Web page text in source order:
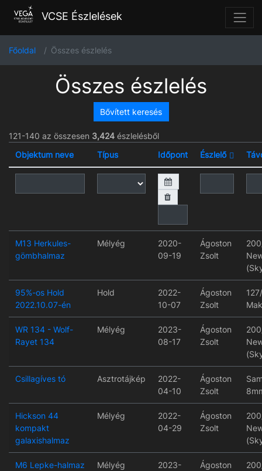
VCSE Észlelések
Főoldal Összes észlelés
Összes észlelés
Bővített keresés
121-140 az összesen 3,424 észlelésből
Objektum neve
Típus Időpont Észlelő
M13 Herkules-
gömbhalmaz
Mélyég
2020-
09-19
Ágoston
Zsolt
95%-os Hold
2022.10.07-én
Hold
2022-
10-07
Ágoston
Zsolt
WR 134 - Wolf-
Rayet 134
Mélyég
2023-
08-17
Ágoston
Zsolt
Csillagíves tó Asztrotájkép
2022-
04-10
Ágoston
Zsolt
Hickson 44
kompakt
galaxishalmaz
Mélyég
2022-
04-29
Ágoston
Zsolt
M6 Lepke-halmaz Mélyég
2023-
Ágoston